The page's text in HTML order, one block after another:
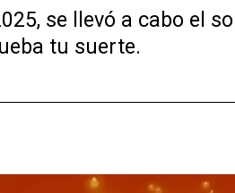
se llevó a cabo el
tu suerte.